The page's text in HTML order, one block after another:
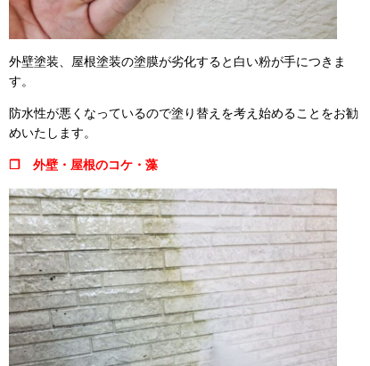
外壁塗装、屋根塗装の塗膜が劣化すると白い粉が手につきま
す。
防水性が悪くなっているので塗り替えを考え始めることをお勧
めいたします。
❒ 外壁・屋根のコケ・藻